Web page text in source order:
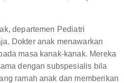
departemen Pediatri
Dokter anak menawarkan
masa kanak-kanak. Mereka
dengan subspesialis bila
ramah anak dan memberikan